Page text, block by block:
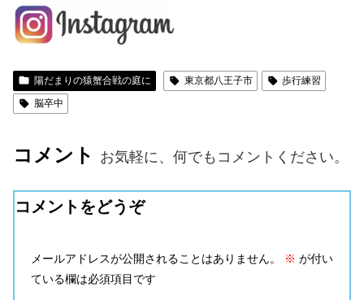
陽だまりの猿蟹合戦の庭に 東京都八王子市
歩行練習
脳卒中
コメント お気軽に、何でもコメントください。
コメントをどうぞ
メールアドレスが公開されることはありません。 ※ が付い
ている欄は必須項目です